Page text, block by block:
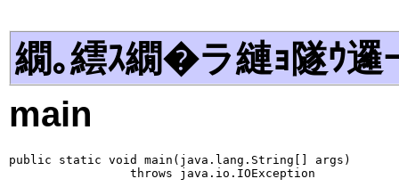
繝｡繧ｽ繝�ラ縺ｮ隧ｳ邏
main
public static void main(java.lang.String[] args)
                 throws java.io.IOException